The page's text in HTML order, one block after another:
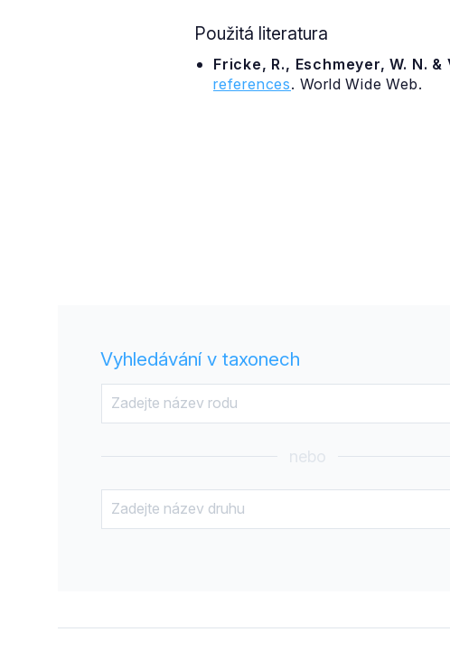
Použitá literatura
Fricke, R., Eschmeyer, W. N.
references. World Wide Web.
Vyhledávání v taxonech
nebo